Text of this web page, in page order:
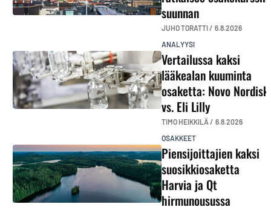
suunnan
JUHO TORATTI / 6.8.2026
ANALYYSI
Vertailussa kaksi
lääkealan kuuminta
osaketta: Novo Nordisk
vs. Eli Lilly
TIMO HEIKKILÄ / 6.8.2026
OSAKKEET
Piensijoittajien kaksi
suosikkiosaketta
Harvia ja Qt
hirmunousussa